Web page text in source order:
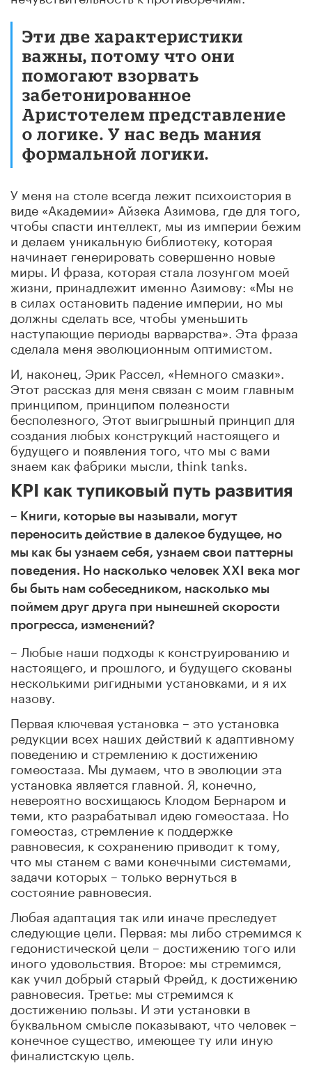
Эти две характеристики
важны, потому что они
помогают взорвать
забетонированное
Аристотелем представление
о логике. У нас ведь мания
формальной логики.
У меня на столе всегда лежит психоистория в
виде «Академии» Айзека Азимова, где для того,
чтобы спасти интеллект, мы из империи бежим
и делаем уникальную библиотеку, которая
начинает генерировать совершенно новые
миры. И фраза, которая стала лозунгом моей
жизни, принадлежит именно Азимову: «Мы не
в силах остановить падение империи, но мы
должны сделать все, чтобы уменьшить
наступающие периоды варварства». Эта фраза
сделала меня эволюционным оптимистом.
И, наконец, Эрик Рассел, «Немного смазки».
Этот рассказ для меня связан с моим главным
принципом, принципом полезности
бесполезного, Этот выигрышный принцип для
создания любых конструкций настоящего и
будущего и появления того, что мы с вами
знаем как фабрики мысли, think tanks.
KPI как тупиковый путь развития
– Книги, которые вы называли, могут
переносить действие в далекое будущее, но
мы как бы узнаем себя, узнаем свои паттерны
поведения. Но насколько человек XXI века мог
бы быть нам собеседником, насколько мы
поймем друг друга при нынешней скорости
прогресса, изменений?
– Любые наши подходы к конструированию и
настоящего, и прошлого, и будущего скованы
несколькими ригидными установками, и я их
назову.
Первая ключевая установка – это установка
редукции всех наших действий к адаптивному
поведению и стремлению к достижению
гомеостаза. Мы думаем, что в эволюции эта
установка является главной. Я, конечно,
невероятно восхищаюсь Клодом Бернаром и
теми, кто разрабатывал идею гомеостаза. Но
гомеостаз, стремление к поддержке
равновесия, к сохранению приводит к тому,
что мы станем с вами конечными системами,
задачи которых – только вернуться в
состояние равновесия.
Любая адаптация так или иначе преследует
следующие цели. Первая: мы либо стремимся к
гедонистической цели – достижению того или
иного удовольствия. Второе: мы стремимся,
как учил добрый старый Фрейд, к достижению
равновесия. Третье: мы стремимся к
достижению пользы. И эти установки в
буквальном смысле показывают, что человек –
конечное существо, имеющее ту или иную
финалистскую цель.